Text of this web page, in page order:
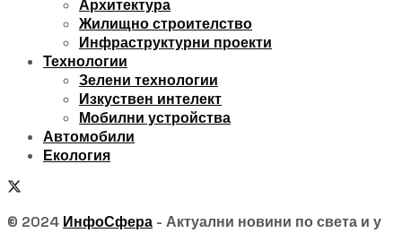
Архитектура
Жилищно строителство
Инфраструктурни проекти
Технологии
Зелени технологии
Изкуствен интелект
Мобилни устройства
Автомобили
Екология
© 2024 ИнфоСфера - Актуални новини по света и у